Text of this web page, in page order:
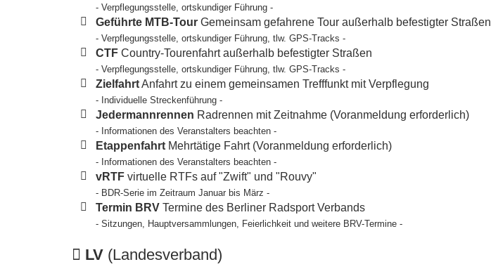
- Verpflegungsstelle, ortskundiger Führung -
Geführte MTB-Tour Gemeinsam gefahrene Tour außerhalb befestigter Straßen
- Verpflegungsstelle, ortskundiger Führung, tlw. GPS-Tracks -
CTF Country-Tourenfahrt außerhalb befestigter Straßen
- Verpflegungsstelle, ortskundiger Führung, tlw. GPS-Tracks -
ZielfahrtAnfahrt zu einem gemeinsamen Trefffunkt mit Verpflegung
- Individuelle Streckenführung -
Jedermannrennen Radrennen mit Zeitnahme (Voranmeldung erforderlich)
- Informationen des Veranstalters beachten -
Etappenfahrt Mehrtätige Fahrt (Voranmeldung erforderlich)
- Informationen des Veranstalters beachten -
vRTF virtuelle RTFs auf "Zwift" und "Rouvy"
- BDR-Serie im Zeitraum Januar bis März -
Termin BRV Termine des Berliner Radsport Verbands
- Sitzungen, Hauptversammlungen, Feierlichkeit und weitere BRV-Termine -
LV (Landesverband)